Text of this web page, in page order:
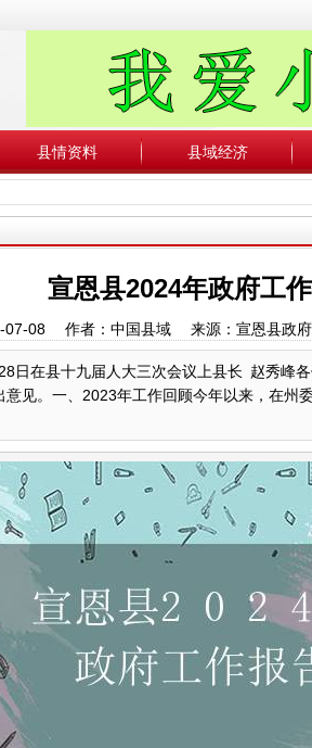
县情资料 县域经济
宣恩县2024年政府工
07-08 作者：中国县域 来源：宣恩县政
在县十九届人大三次会议上县长 赵秀峰
见。一、2023年工作回顾今年以来，在州